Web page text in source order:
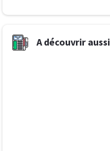
A découvrir aussi